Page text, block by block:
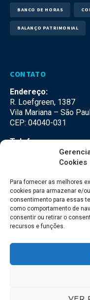
Cookies
Para fornecer as melhores
cookies para armazenar e/
consentimento para essas
como comportamento de
consentir ou retirar o
recursos e funções.
VER
BANCO DE HORAS
BALANÇO PATRIMONIAL
CONTATO
Endereço:
R. Loefgreen, 1387
Vila Mariana – São
CEP: 04040-031
Telefone:
(11) 3500-3500
Redes Sociais